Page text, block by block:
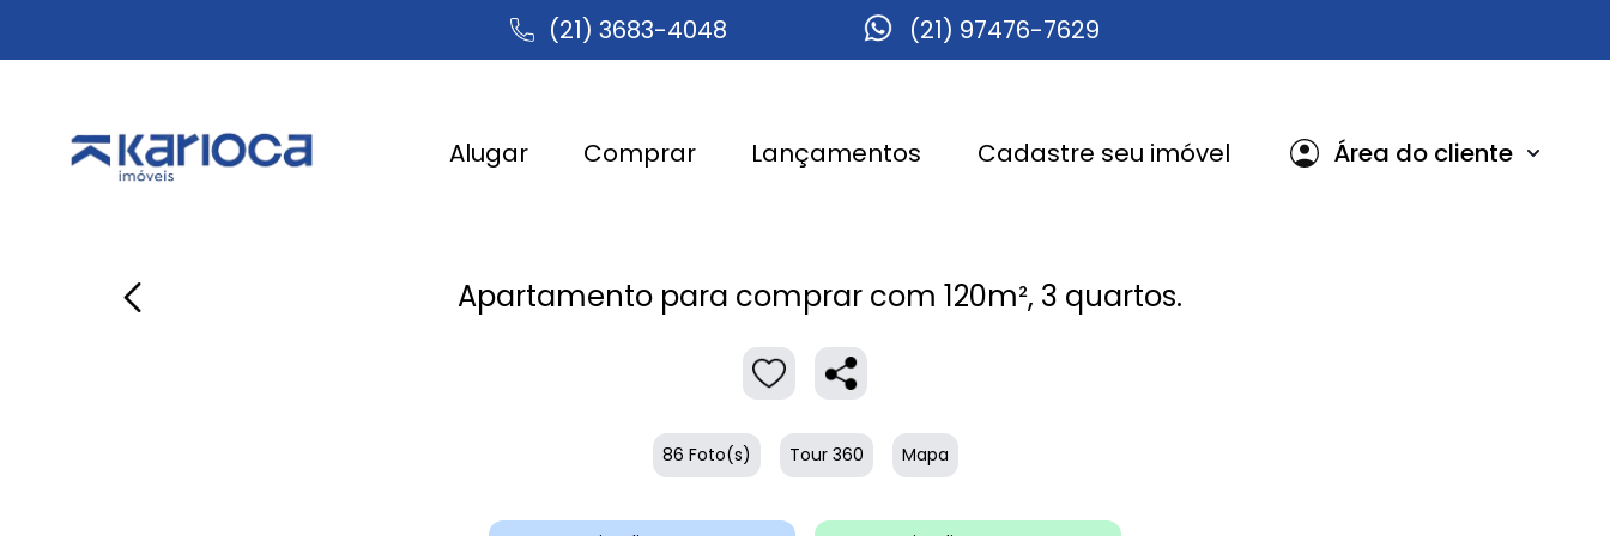
(21) 3683-4048 (21) 97476-7629
Alugar Comprar Lançamentos Cadastre seu imóvel Área do cliente
Apartamento para comprar com 120m², 3 quartos.
86 Foto(s) Tour 360 Mapa